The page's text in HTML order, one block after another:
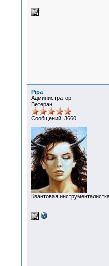
Pipa
Администратор
Ветеран
Сообщений: 3660
Квантовая